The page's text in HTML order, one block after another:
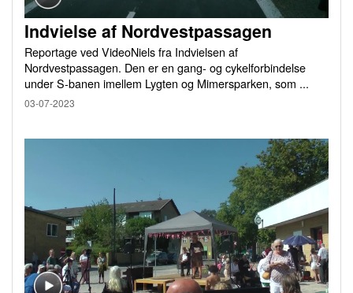
Indvielse af Nordvestpassagen
Reportage ved VideoNiels fra Indvielsen af
Nordvestpassagen. Den er en gang- og cykelforbindelse
under S-banen imellem Lygten og Mimersparken, som ...
03-07-2023